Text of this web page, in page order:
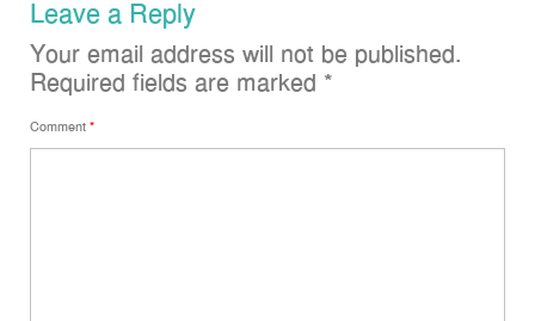
Leave a Reply
Your email address will not be published.
Required fields are marked *
Comment *